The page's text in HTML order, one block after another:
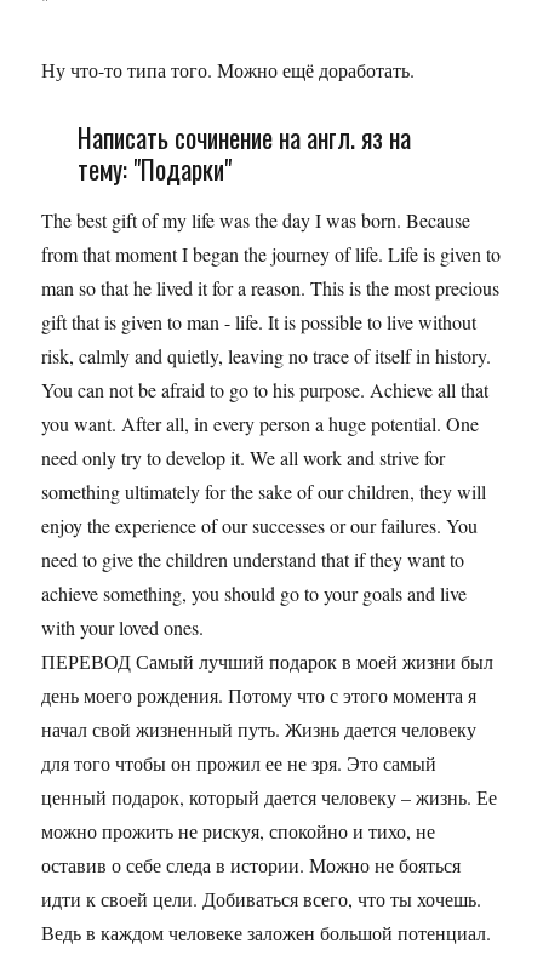
Ну что-то типа того. Можно ещё доработать.
Написать сочинение на англ. яз на
тему: "Подарки"
The best gift of my life was the day I was born. Because
from that moment I began the journey of life. Life is given to
man so that he lived it for a reason. This is the most precious
gift that is given to man - life. It is possible to live without
risk, calmly and quietly, leaving no trace of itself in history.
You can not be afraid to go to his purpose. Achieve all that
you want. After all, in every person a huge potential. One
need only try to develop it. We all work and strive for
something ultimately for the sake of our children, they will
enjoy the experience of our successes or our failures. You
need to give the children understand that if they want to
achieve something, you should go to your goals and live
with your loved ones.
ПЕРЕВОД Самый лучший подарок в моей жизни был
день моего рождения. Потому что с этого момента я
начал свой жизненный путь. Жизнь дается человеку
для того чтобы он прожил ее не зря. Это самый
ценный подарок, который дается человеку – жизнь. Ее
можно прожить не рискуя, спокойно и тихо, не
оставив о себе следа в истории. Можно не бояться
идти к своей цели. Добиваться всего, что ты хочешь.
Ведь в каждом человеке заложен большой потенциал.